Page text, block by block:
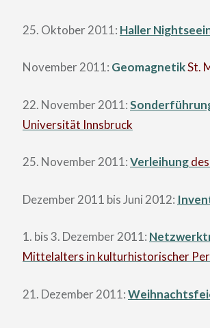
25. Oktober 2011: Haller
November 2011: GeomagnetikSt.
22. November 2011:
Universität Innsbruck
25. November 2011:Verleihung
Dezember 2011 bis Juni 2012:
1. bis 3. Dezember 2011:
Mittelalters in kulturhistorischer
21. Dezember 2011: